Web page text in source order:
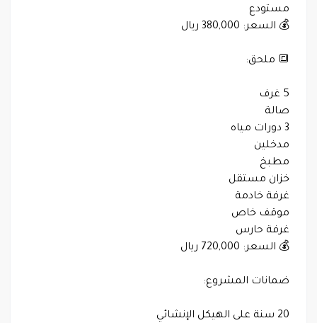
مستودع
💰 السعر: 380,000 ريال
🔳 ملحق:
5 غرف
صالة
3 دورات مياه
مدخلين
مطبخ
خزان مستقل
غرفة خادمة
موقف خاص
غرفة حارس
💰 السعر: 720,000 ريال
ضمانات المشروع:
20 سنة على الهيكل الإنشائي